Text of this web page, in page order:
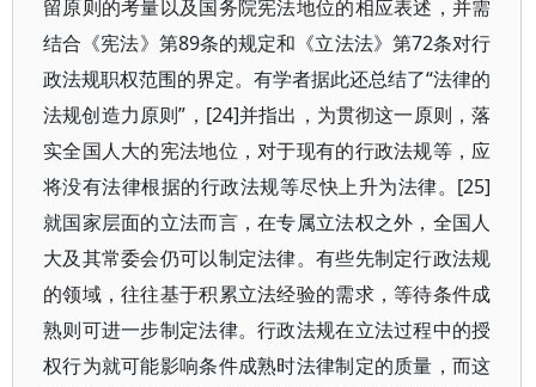
留原则的考量以及国务院宪法地位的相应表述，并需
结合《宪法》第89条的规定和《立法法》第72条对行
政法规职权范围的界定。有学者据此还总结了“法律的
法规创造力原则”，[24]并指出，为贯彻这一原则，落
实全国人大的宪法地位，对于现有的行政法规等，应
将没有法律根据的行政法规等尽快上升为法律。[25]
就国家层面的立法而言，在专属立法权之外，全国人
大及其常委会仍可以制定法律。有些先制定行政法规
的领域，往往基于积累立法经验的需求，等待条件成
熟则可进一步制定法律。行政法规在立法过程中的授
权行为就可能影响条件成熟时法律制定的质量，而这